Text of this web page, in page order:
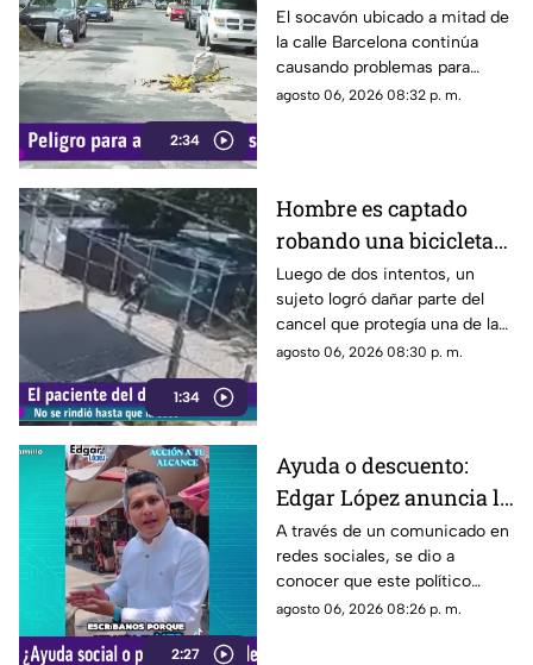
2:34
circulación en calle
Barcelona
El socavón ubicado a mitad de
la calle Barcelona continúa
causando problemas para
quienes circulan por la zona,
agosto 06, 2026 08:32 p. m.
1:34
Hombre es captado
robando una bicicleta
al ingresar a cochera
ajena en calle Rancho
Rodeo
Luego de dos intentos, un
sujeto logró dañar parte del
cancel que protegía una de las
puertas de una cochera
agosto 06, 2026 08:30 p. m.
2:27
Ayuda o descuento:
Edgar López anuncia la
nueva estrategia para
ayudar algunas
familias
A través de un comunicado en
redes sociales, se dio a
conocer que este político
presuntamente busca ayudar a
agosto 06, 2026 08:26 p. m.